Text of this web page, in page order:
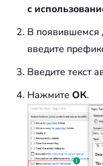
с
В появившемся
введите
Введите текст
Нажмите ОК.